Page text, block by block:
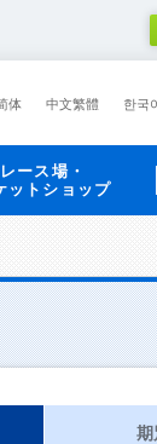
体 中文繁體 한국
レース場・
ットショップ
期